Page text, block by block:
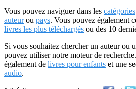
Vous pouvez naviguer dans les catégories
auteurou pays. Vous pouvez également
livres les plus téléchargés ou des 10
Si vous souhaitez chercher un auteur ou
pouvez utiliser notre moteur de
également de livres pour enfants et une
audio.